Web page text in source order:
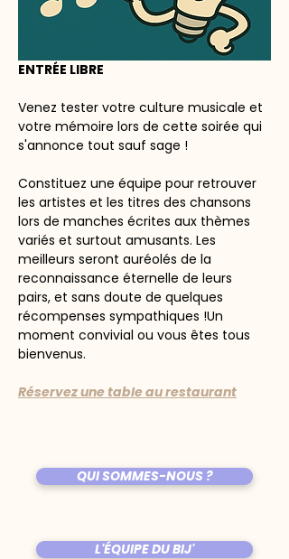
ENTRÉE LIBRE
Venez tester votre culture musicale et
votre mémoire lors de cette soirée qui
s'annonce tout sauf sage !
Constituez une équipe pour retrouver
les artistes et les titres des chansons
lors de manches écrites aux thèmes
variés et surtout amusants. Les
meilleurs seront auréolés de la
reconnaissance éternelle de leurs
pairs, et sans doute de quelques
récompenses sympathiques !Un
moment convivial ou vous êtes tous
bienvenus.
Réservez une table au restaurant
QUI SOMMES-NOUS ?
L'ÉQUIPE DU BIJ'